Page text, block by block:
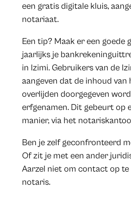
een gratis digitale kluis,
notariaat.
Een tip? Maak er een goede
jaarlijks je
in Izimi. Gebruikers van de
aangeven dat de inhoud van
overlijden doorgegeven
erfgenamen. Dit gebeurt op
manier, via het
​Ben je zelf geconfronteerd
Of zit je met een ander
Aarzel niet om contact op te
notaris.